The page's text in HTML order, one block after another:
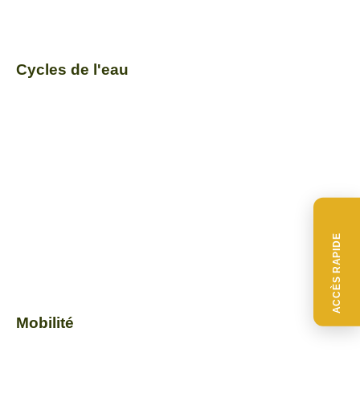
ACCÈS RAPIDE
Cycles de l'eau
Mobilité